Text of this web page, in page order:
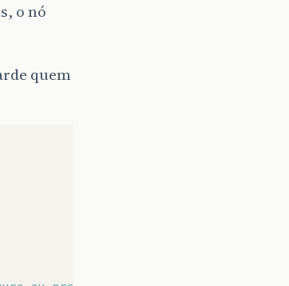
o nó
quem